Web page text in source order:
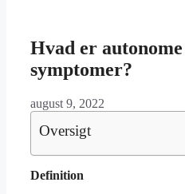
Hvad er autonome
symptomer?
august 9, 2022
Oversigt
Definition